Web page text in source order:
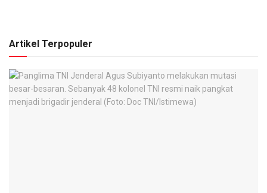
Artikel Terpopuler